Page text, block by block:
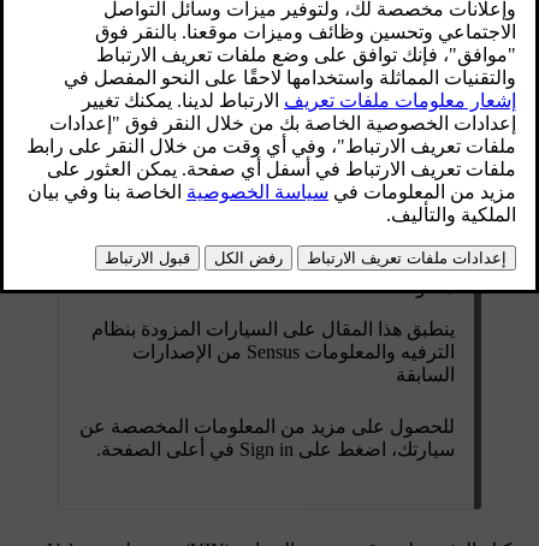
ملحوظة
ينطبق هذا المقال على السيارات المزودة بنظام
الترفيه والمعلومات Sensus من الإصدارات
السابقة
للحصول على مزيد من المعلومات المخصصة عن
سيارتك، اضغط على Sign in في أعلى الصفحة.